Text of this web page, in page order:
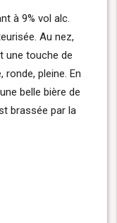
à 9% vol alc.
Au nez,
une touche de
ronde, pleine. En
belle bière de
brassée par la